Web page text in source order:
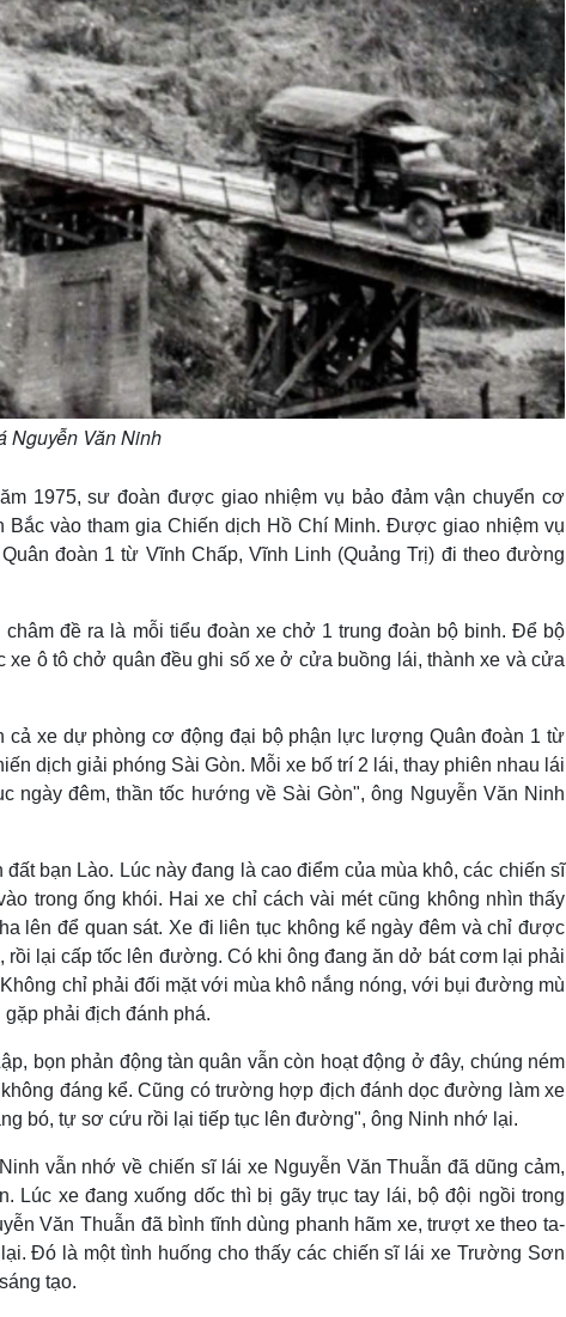
Nguyễn Văn Ninh
1975, sư đoàn được giao nhiệm vụ bảo đảm vận chuyển cơ
Bắc vào tham gia Chiến dịch Hồ Chí Minh. Được giao nhiệm vụ
đoàn 1 từ Vĩnh Chấp, Vĩnh Linh (Quảng Trị) đi theo đường
đề ra là mỗi tiểu đoàn xe chở 1 trung đoàn bộ binh. Để bộ
xe ô tô chở quân đều ghi số xe ở cửa buồng lái, thành xe và cửa
cả xe dự phòng cơ động đại bộ phận lực lượng Quân đoàn 1 từ
dịch giải phóng Sài Gòn. Mỗi xe bố trí 2 lái, thay phiên nhau lái
ngày đêm, thần tốc hướng về Sài Gòn", ông Nguyễn Văn Ninh
bạn Lào. Lúc này đang là cao điểm của mùa khô, các chiến sĩ
trong ống khói. Hai xe chỉ cách vài mét cũng không nhìn thấy
lên để quan sát. Xe đi liên tục không kể ngày đêm và chỉ được
lại cấp tốc lên đường. Có khi ông đang ăn dở bát cơm lại phải
chỉ phải đối mặt với mùa khô nắng nóng, với bụi đường mù
phải địch đánh phá.
bọn phản động tàn quân vẫn còn hoạt động ở đây, chúng ném
đáng kể. Cũng có trường hợp địch đánh dọc đường làm xe
bó, tự sơ cứu rồi lại tiếp tục lên đường", ông Ninh nhớ lại.
vẫn nhớ về chiến sĩ lái xe Nguyễn Văn Thuẫn đã dũng cảm,
Lúc xe đang xuống dốc thì bị gãy trục tay lái, bộ đội ngồi trong
Văn Thuẫn đã bình tĩnh dùng phanh hãm xe, trượt xe theo ta-
Đó là một tình huống cho thấy các chiến sĩ lái xe Trường Sơn
tạo.